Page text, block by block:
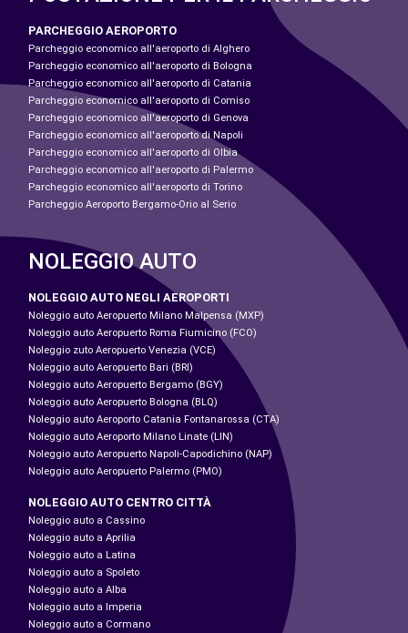
PARCHEGGIO AEROPORTO
Parcheggio economico all'aeroporto di Alghero
Parcheggio economico all'aeroporto di Bologna
Parcheggio economico all'aeroporto di Catania
Parcheggio economico all'aeroporto di Comiso
Parcheggio economico all'aeroporto di Genova
Parcheggio economico all'aeroporto di Napoli
Parcheggio economico all'aeroporto di Olbia
Parcheggio economico all'aeroporto di Palermo
Parcheggio economico all'aeroporto di Torino
Parcheggio Aeroporto Bergamo-Orio al Serio
NOLEGGIO AUTO
NOLEGGIO AUTO NEGLI AEROPORTI
Noleggio auto Aeropuerto Milano Malpensa (MXP)
Noleggio auto Aeropuerto Roma Fiumicino (FCO)
Noleggio zuto Aeropuerto Venezia (VCE)
Noleggio auto Aeropuerto Bari (BRI)
Noleggio auto Aeropuerto Bergamo (BGY)
Noleggio auto Aeropuerto Bologna (BLQ)
Noleggio auto Aeroporto Catania Fontanarossa (CTA)
Noleggio auto Aeroporto Milano Linate (LIN)
Noleggio auto Aeropuerto Napoli-Capodichino (NAP)
Noleggio auto Aeropuerto Palermo (PMO)
NOLEGGIO AUTO CENTRO CITTÀ
Noleggio auto a Cassino
Noleggio auto a Aprilia
Noleggio auto a Latina
Noleggio auto a Spoleto
Noleggio auto a Alba
Noleggio auto a Imperia
Noleggio auto a Cormano